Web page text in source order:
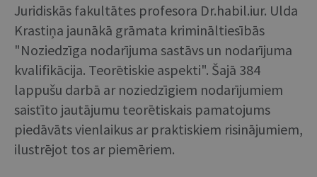
Juridiskās fakultātes profesora Dr.habil.iur. Ulda
Krastiņa jaunākā grāmata krimināltiesībās
"Noziedzīga nodarījuma sastāvs un nodarījuma
kvalifikācija. Teorētiskie aspekti". Šajā 384
lappušu darbā ar noziedzīgiem nodarījumiem
saistīto jautājumu teorētiskais pamatojums
piedāvāts vienlaikus ar praktiskiem risinājumiem,
ilustrējot tos ar piemēriem.